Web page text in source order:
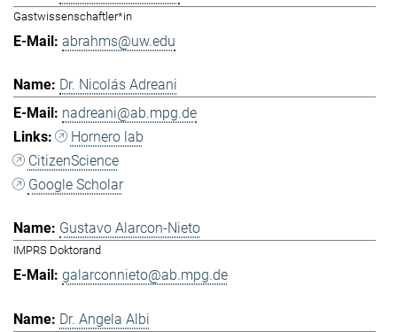
Gastwissenschaftler*in
abrahms@uw.edu
Dr. Nicolás Adreani
nadreani@ab.mpg.de
Hornero lab
CitizenScience
Google Scholar
Gustavo Alarcon-Nieto
IMPRS Doktorand
galarconnieto@ab.mpg.de
Dr. Angela Albi